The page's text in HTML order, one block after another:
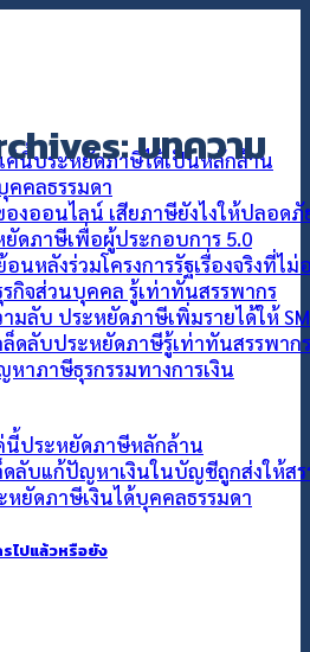
นี้ประหยัดภาษีได้เป็นหลักล้าน
คลธรรมดา
งออนไลน์ เสียภาษียังไงให้ปลอดภั
ดภาษีเพื่อผู้ประกอบการ 5.0
นหลังร่วมโครงการรัฐเรื่องจริงที่ไม่
กิจส่วนบุคคล รู้เท่าทันสรรพากร
มลับ ประหยัดภาษีเพิ่มรายได้ให้
ล็ดลับประหยัดภาษีรู้เท่าทันสรรพากร
าภาษีธุรกรรมทางการเงิน
นี้ประหยัดภาษีหลักล้าน
ลับแก้ปัญหาเงินในบัญชีถูกส่งให้สร
ยัดภาษีเงินได้บุคคลธรรมดา
บทความ
ไปแล้วหรือยัง